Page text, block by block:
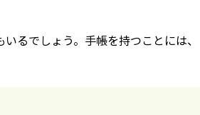
いるでしょう。手帳を持つことには